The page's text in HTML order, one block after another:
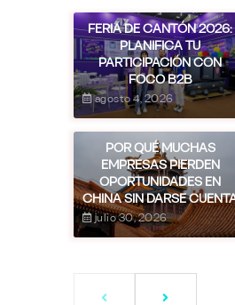
FERIA DE CANTÓN 2026:
PLANIFICA TU
PARTICIPACIÓN CON
FOCO B2B
agosto 4, 2026
POR QUÉ MUCHAS
EMPRESAS PIERDEN
OPORTUNIDADES EN
CHINA SIN DARSE
julio 30, 2026